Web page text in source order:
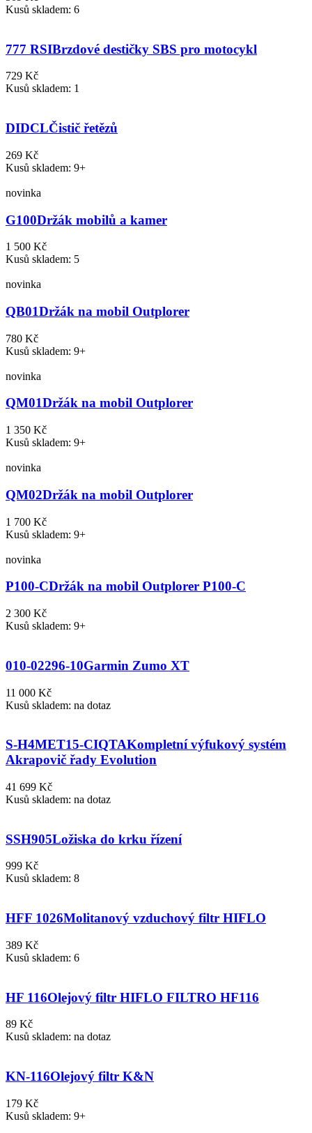
Kusů skladem: 6
777 RSIBrzdové destičky SBS pro motocykl
729 Kč
Kusů skladem: 1
DIDCLČistič řetězů
269 Kč
Kusů skladem: 9+
novinka
G100Držák mobilů a kamer
1 500 Kč
Kusů skladem: 5
novinka
QB01Držák na mobil Outplorer
780 Kč
Kusů skladem: 9+
novinka
QM01Držák na mobil Outplorer
1 350 Kč
Kusů skladem: 9+
novinka
QM02Držák na mobil Outplorer
1 700 Kč
Kusů skladem: 9+
novinka
P100-CDržák na mobil Outplorer P100-C
2 300 Kč
Kusů skladem: 9+
010-02296-10Garmin Zumo XT
11 000 Kč
Kusů skladem: na dotaz
S-H4MET15-CIQTAKompletní výfukový systém
Akrapovič řady Evolution
41 699 Kč
Kusů skladem: na dotaz
SSH905Ložiska do krku řízení
999 Kč
Kusů skladem: 8
HFF 1026Molitanový vzduchový filtr HIFLO
389 Kč
Kusů skladem: 6
HF 116Olejový filtr HIFLO FILTRO HF116
89 Kč
Kusů skladem: na dotaz
KN-116Olejový filtr K&N
179 Kč
Kusů skladem: 9+